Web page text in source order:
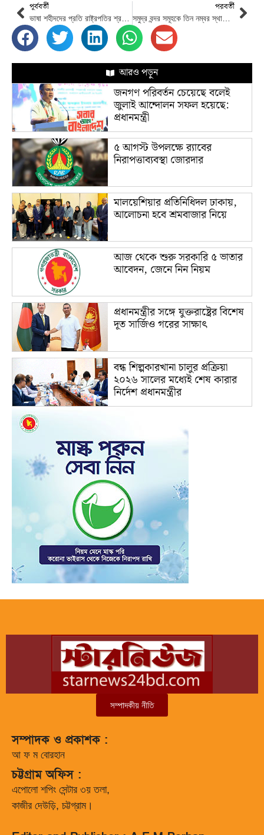
পূর্ববর্তী পরবর্তী
সমুদ্র বন্দর সমূহকে তিন নম্বর স্থানীয় সতর্ক সংকেত দেখাতে বলা হয়েছে
আরও পড়ুন
জনগণ পরিবর্তন চেয়েছে বলেই
জুলাই আন্দোলন সফল হয়েছে:
প্রধানমন্ত্রী
৫ আগস্ট উপলক্ষে র‌্যাবের
নিরাপত্তাব্যবস্থা জোরদার
মালয়েশিয়ার প্রতিনিধিদল ঢাকায়,
আলোচনা হবে শ্রমবাজার নিয়ে
আজ থেকে শুরু সরকারি ৫ ভাতার
আবেদন, জেনে নিন নিয়ম
প্রধানমন্ত্রীর সঙ্গে যুক্তরাষ্ট্রের বিশেষ
দূত সার্জিও গরের সাক্ষাৎ
বন্ধ শিল্পকারখানা চালুর প্রক্রিয়া
২০২৬ সালের মধ্যেই শেষ কারার
নির্দেশ প্রধানমন্ত্রীর
সম্পাদকীয় নীতি
সম্পাদক ও প্রকাশক :
আ ফ ম বোরহান
চট্টগ্রাম অফিস :
এপোলো শপিং সেন্টার ৩য় তলা,
কাজীর দেউড়ি, চট্টগ্রাম।